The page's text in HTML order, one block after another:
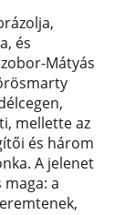
és
Mátyás
mellette az
és három
A jelenet
a